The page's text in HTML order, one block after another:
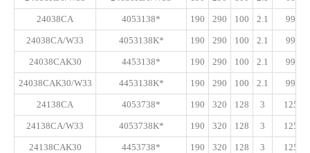
24038CA 4053138* 190 290 100 2.1 990
24038CA/W33 4053138K* 190 290 100 2.1 990
24038CAK30 4453138* 190 290 100 2.1 990
24038CAK30/W33 4453138K* 190 290 100 2.1 990
24138CA 4053738* 190 320 128 3 1250
24138CA/W33 4053738K* 190 320 128 3 1250
24138CAK30 4453738* 190 320 128 3 1250